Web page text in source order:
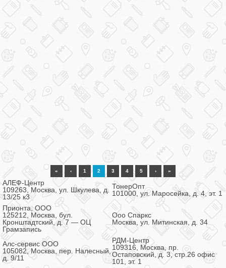
« ‹ 1 2 3 4 5 › »
АЛЕФ-Центр
109263, Москва, ул. Шкулева, д.
13/25 к3
ТонерОпт
101000, ул. Маросейка, д. 4, эт. 1
Прионта, ООО
125212, Москва, бул.
Кронштадтский, д. 7 — ОЦ
Грамзапись
Ооо Спаркс
Москва, ул. Митинская, д. 34
Алс-сервис ООО
105082, Москва, пер. Налесный,
д. 9/11
РДМ-Центр
109316, Москва, пр.
Остаповский, д. 3, стр.26 офис
101, эт. 1